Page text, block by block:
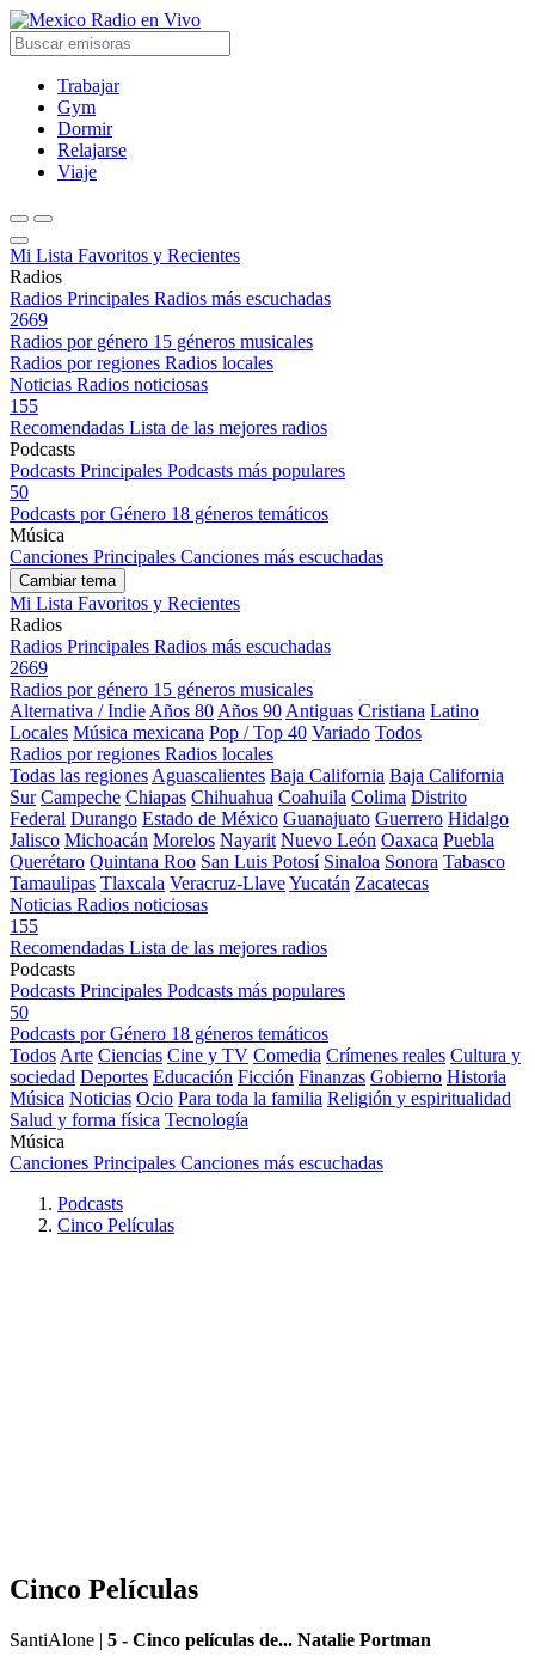
Radio en Vivo
Trabajar
Gym
Dormir
Relajarse
Viaje
Mi Lista Favoritos y Recientes
Radios
Radios Principales Radios más escuchadas
2669
Radios por género 15 géneros musicales
Radios por regiones Radios locales
Noticias Radios noticiosas
155
Recomendadas Lista de las mejores radios
Podcasts
Podcasts Principales Podcasts más populares
50
Podcasts por Género 18 géneros temáticos
Música
Canciones Principales Canciones más escuchadas
Cambiar tema
Mi Lista Favoritos y Recientes
Radios
Radios Principales Radios más escuchadas
2669
Radios por género 15 géneros musicales
Alternativa / Indie Años 80 Años 90 Antiguas Cristiana Latino
Locales Música mexicana Pop / Top 40 Variado Todos
Radios por regiones Radios locales
Todas las regiones Aguascalientes Baja California Baja California
Sur Campeche Chiapas Chihuahua Coahuila Colima Distrito
Federal Durango Estado de México Guanajuato Guerrero Hidalgo
Jalisco Michoacán Morelos Nayarit Nuevo León Oaxaca Puebla
Querétaro Quintana Roo San Luis Potosí Sinaloa Sonora Tabasco
Tamaulipas Tlaxcala Veracruz-LlaveYucatán Zacatecas
Noticias Radios noticiosas
155
Recomendadas Lista de las mejores radios
Podcasts
Podcasts Principales Podcasts más populares
50
Podcasts por Género 18 géneros temáticos
Todos Arte Ciencias Cine y TV Comedia Crímenes reales Cultura y
sociedad Deportes Educación Ficción Finanzas Gobierno Historia
Música Noticias Ocio Para toda la familia Religión y espiritualidad
Salud y forma física Tecnología
Música
Canciones Principales Canciones más escuchadas
Podcasts
Cinco Películas
Cinco Películas
SantiAlone | 5 - Cinco películas de... Natalie Portman